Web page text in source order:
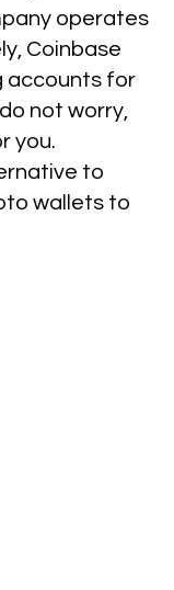
operates
Coinbase
accounts for
not worry,
you.
to
wallets to